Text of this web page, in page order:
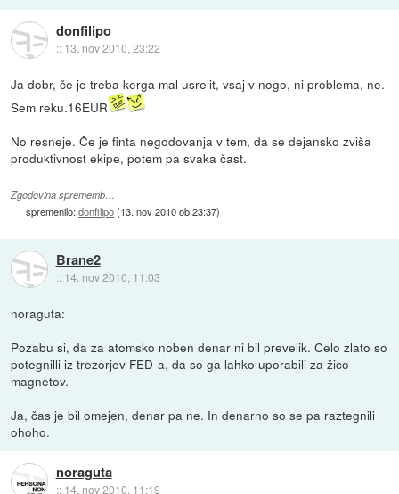
donfilipo
:: 13. nov 2010, 23:22
Ja dobr, če je treba kerga mal usrelit, vsaj v nogo, ni problema, ne.
Sem reku.16EUR
No resneje. Če je finta negodovanja v tem, da se dejansko zviša
produktivnost ekipe, potem pa svaka čast.
Zgodovina sprememb…
spremenilo:donfilipo(13. nov 2010 ob 23:37)
Brane2
:: 14. nov 2010, 11:03
noraguta:
Pozabu si, da za atomsko noben denar ni bil prevelik. Celo zlato so
potegnilli iz trezorjev FED-a, da so ga lahko uporabili za žico
magnetov.
Ja, čas je bil omejen, denar pa ne. In denarno so se pa raztegnili
ohoho.
noraguta
:: 14. nov 2010, 11:19